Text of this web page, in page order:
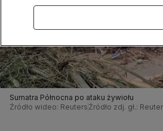
Sumatra Północna po ataku żywiołu
Źródło wideo: Reuters Źródło zdj. gł.: